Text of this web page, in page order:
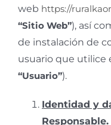
web https://
“Sitio Web”), así
de instalación de
usuario que utilice
“Usuario”).
Identidad y
Responsable.